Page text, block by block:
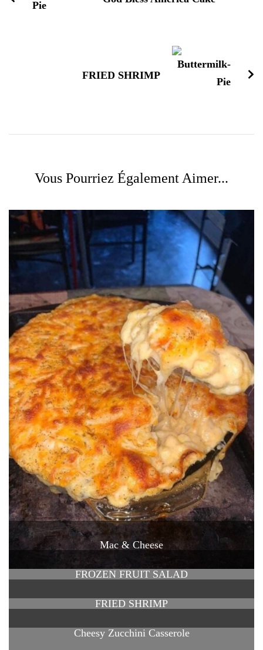
FRIED SHRIMP
Vous Pourriez Également Aimer...
Mac & Cheese
FROZEN FRUIT SALAD
FRIED SHRIMP
Cheesy Zucchini Casserole